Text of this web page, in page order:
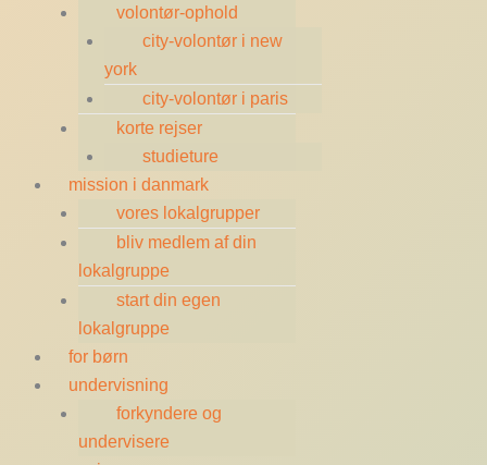
volontør-ophold
city-volontør i new
york
city-volontør i paris
korte rejser
studieture
mission i danmark
vores lokalgrupper
bliv medlem af din
lokalgruppe
start din egen
lokalgruppe
for børn
undervisning
forkyndere og
undervisere